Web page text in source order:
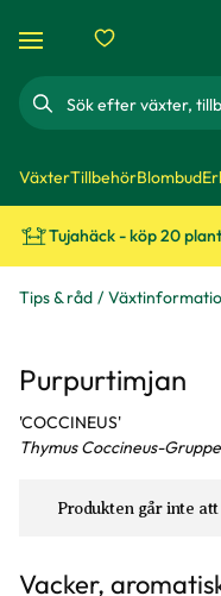
Sök
VäxterTillbehörBlombud
Tujahäck - köp 20
Tips & råd
Purpurtimjan
'COCCINEUS'
Thymus Coccineus-
Produkten går inte
Vacker,